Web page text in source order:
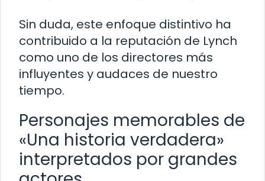
Sin duda, este enfoque distintivo ha
contribuido a la reputación de Lynch
como uno de los directores más
influyentes y audaces de nuestro
tiempo.
Personajes memorables de
«Una historia verdadera»
interpretados por grandes